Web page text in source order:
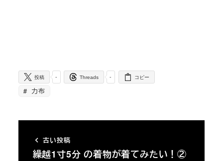
-
投稿 -
Threads コピー
力布
古い投稿
繰越1寸5分 の着物が着てみたい！②